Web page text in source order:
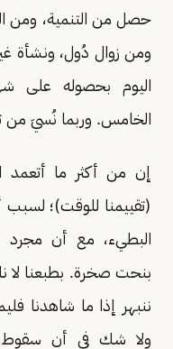
حصل من التنمية، ومن
ومن زوال دُول، ونشأة
اليوم بحصوله على
الخامس. وربما نُسيَ من
إن من أكثر ما أتعمد
(تقييمنا للوقت)؛ لسبب
البطيء، مع أن
بنحت صخرة. بطبعنا لا
ننبهر إذا ما شاهدنا
ولا شك في أن سقوط